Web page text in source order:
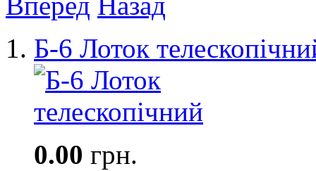
Б-6 Лоток
0.00 грн.